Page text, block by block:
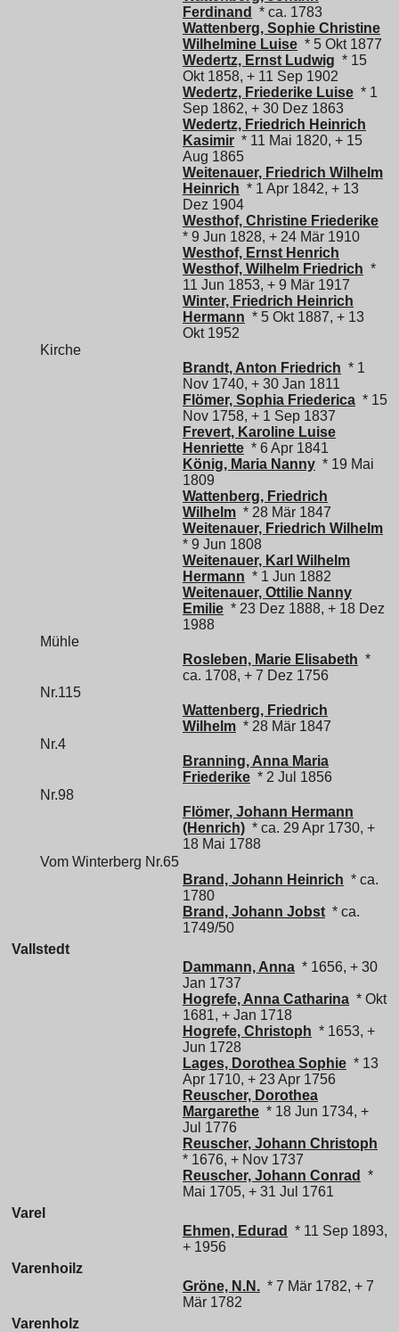
Ferdinand
* ca. 1783
Wattenberg, Sophie Christine
Wilhelmine Luise * 5 Okt 1877
Wedertz, Ernst Ludwig * 15
Okt 1858, + 11 Sep 1902
Wedertz, Friederike Luise * 1
Sep 1862, + 30 Dez 1863
Wedertz, Friedrich Heinrich
Kasimir * 11 Mai 1820, + 15
Aug 1865
Weitenauer, Friedrich Wilhelm
Heinrich * 1 Apr 1842, + 13
Dez 1904
Westhof, Christine Friederike
* 9 Jun 1828, + 24 Mär 1910
Westhof, Ernst Henrich
Westhof, Wilhelm Friedrich *
11 Jun 1853, + 9 Mär 1917
Winter, Friedrich Heinrich
Hermann * 5 Okt 1887, + 13
Okt 1952
Kirche
Brandt, Anton Friedrich * 1
Nov 1740, + 30 Jan 1811
Flömer, Sophia Friederica * 15
Nov 1758, + 1 Sep 1837
Frevert, Karoline Luise
Henriette * 6 Apr 1841
König, Maria Nanny * 19 Mai
1809
Wattenberg, Friedrich
Wilhelm * 28 Mär 1847
Weitenauer, Friedrich Wilhelm
* 9 Jun 1808
Weitenauer, Karl Wilhelm
Hermann * 1 Jun 1882
Weitenauer, Ottilie Nanny
Emilie * 23 Dez 1888, + 18 Dez
1988
Mühle
Rosleben, Marie Elisabeth *
ca. 1708, + 7 Dez 1756
Nr.115
Wattenberg, Friedrich
Wilhelm * 28 Mär 1847
Nr.4
Branning, Anna Maria
Friederike * 2 Jul 1856
Nr.98
Flömer, Johann Hermann
(Henrich) * ca. 29 Apr 1730, +
18 Mai 1788
Vom Winterberg Nr.65
Brand, Johann Heinrich * ca.
1780
Brand, Johann Jobst * ca.
1749/50
Vallstedt
Dammann, Anna * 1656, + 30
Jan 1737
Hogrefe, Anna Catharina * Okt
1681, + Jan 1718
Hogrefe, Christoph * 1653, +
Jun 1728
Lages, Dorothea Sophie * 13
Apr 1710, + 23 Apr 1756
Reuscher, Dorothea
Margarethe * 18 Jun 1734, +
Jul 1776
Reuscher, Johann Christoph
* 1676, + Nov 1737
Reuscher, Johann Conrad
*
Mai 1705, + 31 Jul 1761
Varel
Ehmen, Edurad
* 11 Sep 1893,
+ 1956
Varenhoilz
Gröne, N.N. * 7 Mär 1782, + 7
Mär 1782
Varenholz